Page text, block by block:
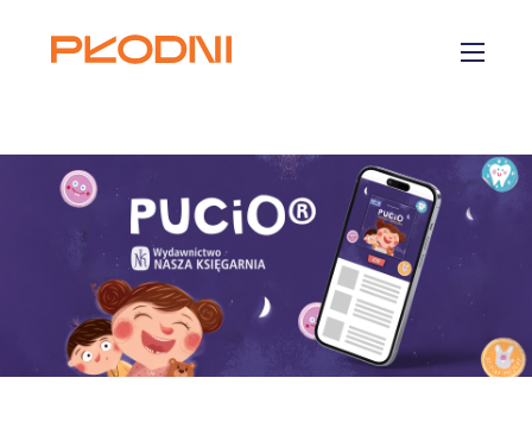
O nas
Usługi
Realizacje
Kariera